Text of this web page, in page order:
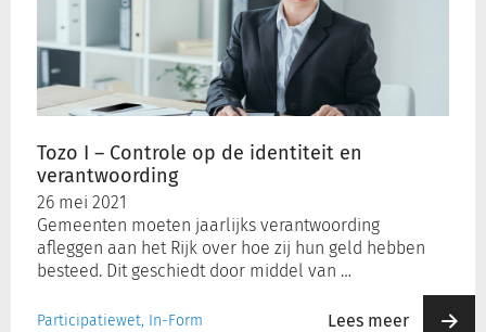
Tozo I – Controle op de identiteit en
verantwoording
26 mei 2021
Gemeenten moeten jaarlijks verantwoording
afleggen aan het Rijk over hoe zij hun geld hebben
besteed. Dit geschiedt door middel van …
Participatiewet, In-Form Lees meer
Controle
identiteit
verantwoording